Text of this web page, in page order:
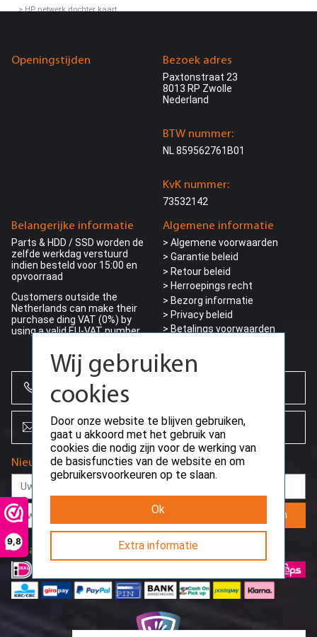
9,8
> HP netwerk dochter kaart
> Intel netwerkkaart
> iDrac / iLo controller
Rack rails
> HP 19” Rack rail
> Dell 19” Rack rail
> Kabel managment arm
Caddy / Tray / Bracket
> HP 2,5” SFF
> HP 3,5“ LFF
> Dell 2,5” SFF
> Dell 3,5” LFF
> Supermicro 2,5” SFF
Motherboard & Barebone
> HP Motherboard CTO
> Dell Motherboard CTO
> Overige Motherboard CTO
Cage & Backplane
> HP Cage & Backplane
> Dell Cage & Backplane
> Overige Cage & Backplane
Kabels / Adapters
> SAS kabel
> SATA kabel
> Netwerk kabel
> Power kabel
> Adapters
> PDU power distribution
Overige hardware
> Front bezel
> Optical drive
> Flashcards
Openingstijden
Belangerijke informatie
Parts & HDD / SSD worden de
zelfde werkdag verstuurd
indien besteld voor 15:00 en
opvoorraad
Customers outside the
Netherlands can make their
purchase ding VAT (0%) by
using a valid EU-VAT number
Algemene informatie
> Algemene voorwaarden
> Garantie beleid
> Retour beleid
> Herroepings recht
> Bezorg informatie
> Privacy beleid
> Betalings voorwaarden
Bezoek adres
Paxtonstraat 23
8013 RP Zwolle
Nederland
BTW nummer:
NL 859562761B01
KvK nummer:
73532142
+31 (0)85 864 0777
info@creoserver.com
Nieuwsbrief
Aanmelden
Betaalmethodes
Wij gebruiken
cookies
Door onze website te blijven gebruiken,
gaat u akkoord met het gebruik van
cookies die nodig zijn voor de werking van
de basisfuncties van de website en om
gebruikersvoorkeuren op te slaan.
Ok
Extra informatie